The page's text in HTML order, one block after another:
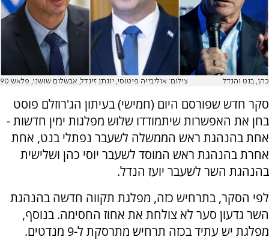
כהן, בנט והנדל צילום: אוליבייה פיטוסי, יונתן זינדל, אבשלום שושני, פלאש 90
סקר חדש שפורסם היום (חמישי) בעיתון הג'רוזלם פוסט
בחן את האפשרות שיתמודדו שלוש מפלגות ימין חדשות -
אחת בהנהגת ראש הממשלה לשעבר נפתלי בנט, אחת
אחרת בהנהגת ראש המוסד לשעבר יוסי כהן ושלישית
בהנהגת השר לשעבר יועז הנדל.
לפי הסקר, בתרחיש כזה, מפלגת תקווה חדשה בהנהגת
השר גדעון סער לא צולחת את אחוז החסימה. בנוסף,
מפלגת יש עתיד בכזה תרחיש מתרסקת ל-9 מנדטים.